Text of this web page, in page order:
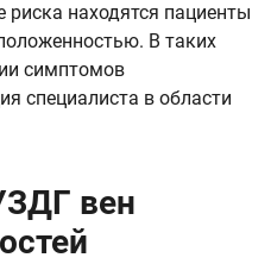
риска находятся пациенты
В таких
симптомов
специалиста в области
вен